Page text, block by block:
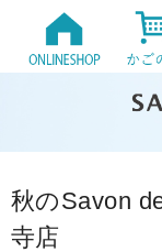
秋のSavon
寺店